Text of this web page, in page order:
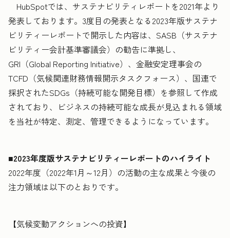
HubSpotでは、サステナビリティレポートを2021年より
発表しております。3度目の発表となる2023年版サステナ
ビリティーレポートで開示した内容は、SASB（サステナ
ビリティー会計基準審議会）の勧告に準拠し、
GRI（Global Reporting Initiative）、金融安定理事会の
TCFD（気候関連財務情報開示タスクフォース）、国連で
採択されたSDGs（持続可能な開発目標）を参照して作成
されており、ビジネスの持続可能な成長が見込まれる領域
を当社が特定、測定、管理できるようになっています。
■2023年度版サステナビリティーレポートのハイライト
2022年度（2022年1月～12月）の活動の主な成果と今後の
注力領域は以下のとおりです。
【気候変動アクションへの投資】